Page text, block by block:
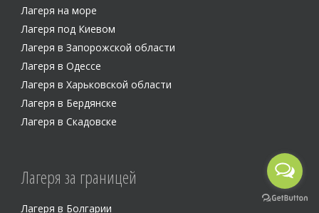
Лагеря на море
Лагеря под Киевом
Лагеря в Запорожской области
Лагеря в Одессе
Лагеря в Харьковской области
Лагеря в Бердянске
Лагеря в Скадовске
Лагеря за границей
Лагеря в Болгарии